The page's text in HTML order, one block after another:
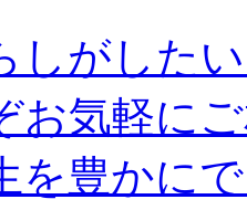
しがした
お気軽に
を豊かに